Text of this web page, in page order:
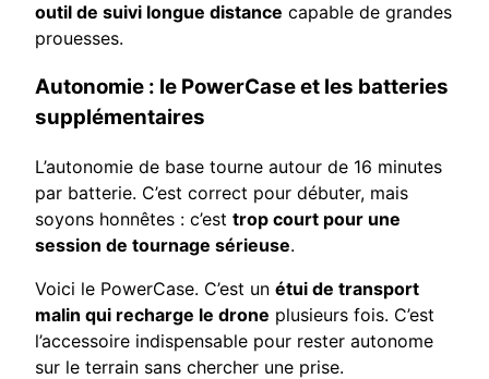
outil de suivi longue distance capable de grandes
prouesses.
Autonomie : le PowerCase et les batteries
supplémentaires
L’autonomie de base tourne autour de 16 minutes
par batterie. C’est correct pour débuter, mais
soyons honnêtes : c’est trop court pour une
session de tournage sérieuse.
Voici le PowerCase. C’est un étui de transport
malin qui recharge le drone plusieurs fois. C’est
l’accessoire indispensable pour rester autonome
sur le terrain sans chercher une prise.